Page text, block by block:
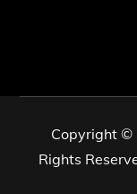
Copyright ©
Rights